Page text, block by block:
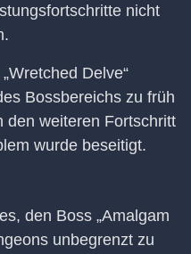
nicht
Delve“
Bossbereichs zu früh
den weiteren Fortschritt
wurde beseitigt.
den Boss „Amalgam
unbegrenzt zu